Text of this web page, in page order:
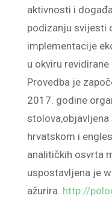
aktivnosti i
podizanju svijesti
implementacije
u okviru
Provedba je
2017. godine
stolova,objavljena
hrvatskom i
analitičkih osvrta
uspostavljena je
ažurira. http://